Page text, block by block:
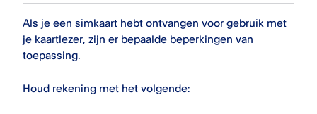
Als je een simkaart hebt ontvangen voor gebruik met
je kaartlezer, zijn er bepaalde beperkingen van
toepassing.
Houd rekening met het volgende: